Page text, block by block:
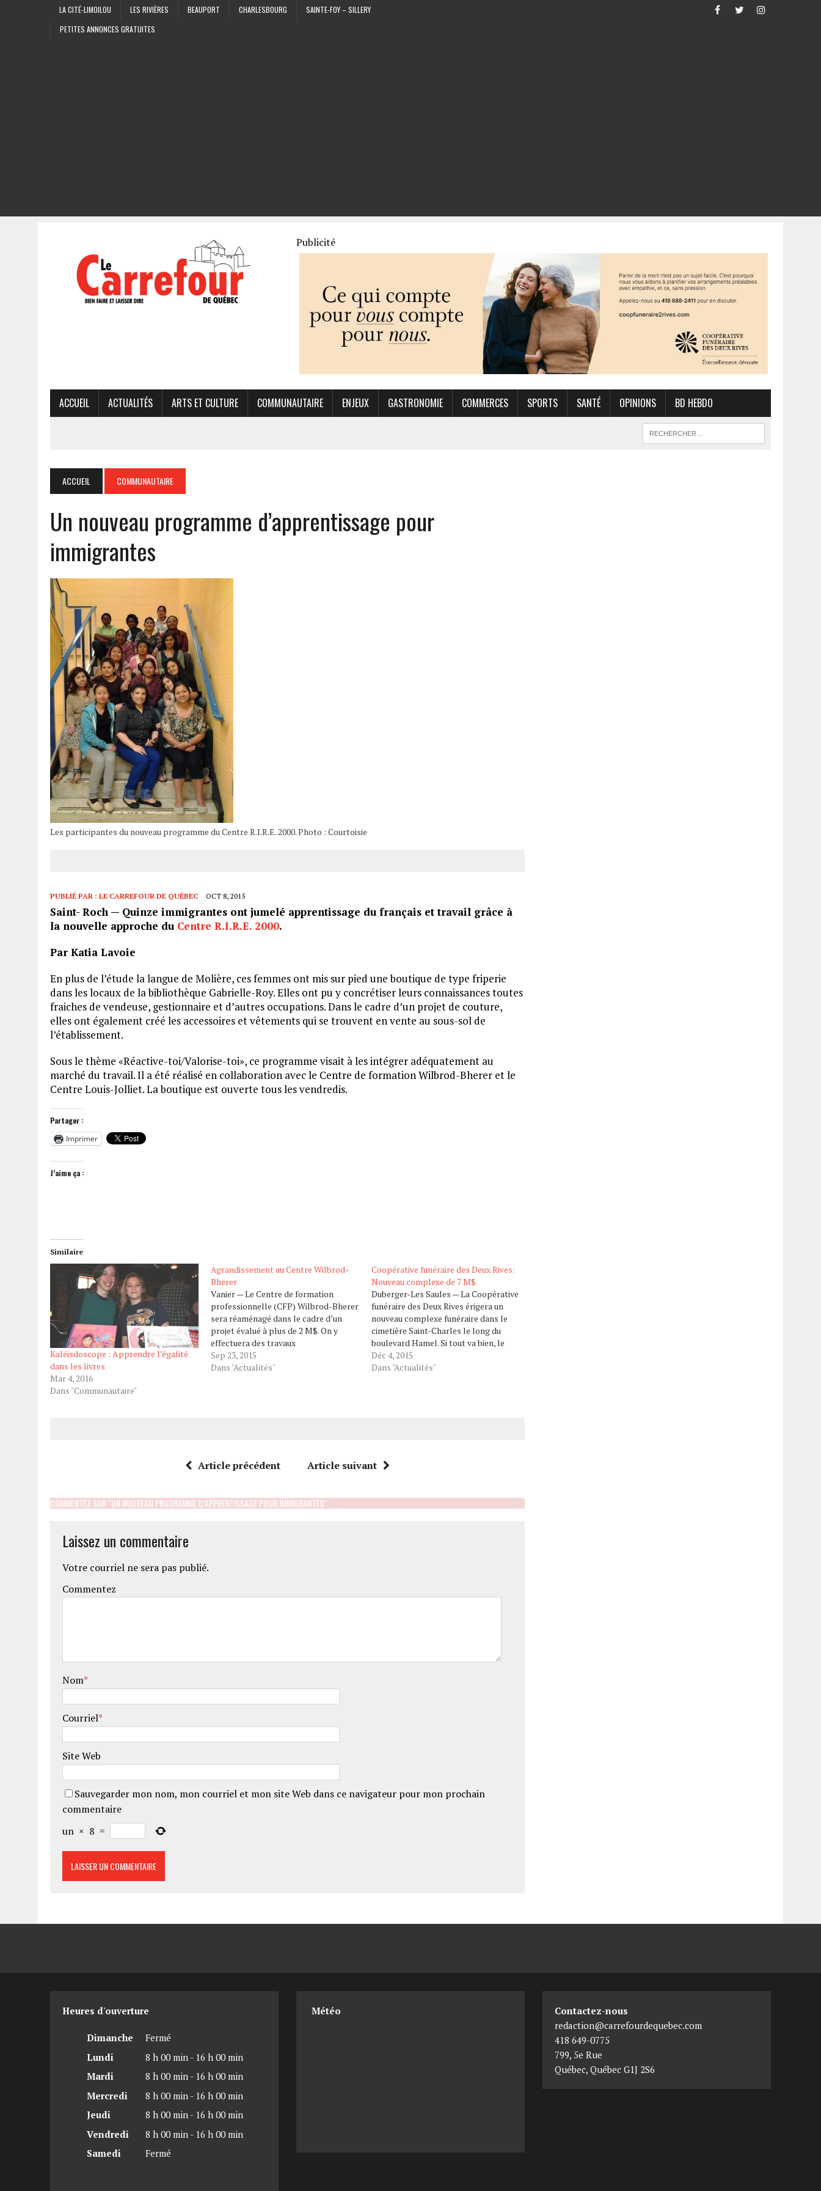
LA CITÉ-LIMOILOU LES RIVIÈRES BEAUPORT CHARLESBOURG
SAINTE-FOY – SILLERY
PETITES ANNONCES GRATUITES
Publicité
ACCUEIL ACTUALITÉS ARTS ET CULTURE COMMUNAUTAIRE ENJEUX GASTRONOMIE COMMERCES SPORTS SANTÉ OPINIONS BD HEBDO
ACCUEIL COMMUNAUTAIRE
Un nouveau programme d’apprentissage pour
immigrantes
Les participantes du nouveau programme du Centre R.I.R.E. 2000. Photo : Courtoisie
PUBLIÉ PAR : LE CARREFOUR DE QUÉBEC OCT 8, 2015
Saint- Roch — Quinze immigrantes ont jumelé apprentissage du français et travail grâce à
la nouvelle approche du Centre R.I.R.E. 2000.
Par Katia Lavoie
En plus de l’étude la langue de Molière, ces femmes ont mis sur pied une boutique de type friperie
dans les locaux de la bibliothèque Gabrielle-Roy. Elles ont pu y concrétiser leurs connaissances toutes
fraiches de vendeuse, gestionnaire et d’autres occupations. Dans le cadre d’un projet de couture,
elles ont également créé les accessoires et vêtements qui se trouvent en vente au sous-sol de
l’établissement.
Sous le thème «Réactive-toi/Valorise-toi», ce programme visait à les intégrer adéquatement au
marché du travail. Il a été réalisé en collaboration avec le Centre de formation Wilbrod-Bherer et le
Centre Louis-Jolliet. La boutique est ouverte tous les vendredis.
Partager :
Imprimer
J’aime ça :
Similaire
Kaléisdoscope : Apprendre l’égalité
dans les livres
Mar 4, 2016
Dans "Communautaire"
Agrandissement au Centre Wilbrod-
Bherer
Vanier — Le Centre de formation
professionnelle (CFP) Wilbrod-Bherer
sera réaménagé dans le cadre d’un
projet évalué à plus de 2 M$. On y
effectuera des travaux
d’agrandissement et de mise aux
normes afin de répondre aux exigences
Sep 23, 2015
Dans "Actualités"
Coopérative funéraire des Deux Rives:
Nouveau complexe de 7 M$
Duberger-Les Saules — La Coopérative
funéraire des Deux Rives érigera un
nouveau complexe funéraire dans le
cimetière Saint-Charles le long du
boulevard Hamel. Si tout va bien, le
nouvel édifice qui nécessitera un
investissement de 7 M$ ouvrira fin
Déc 4, 2015
Dans "Actualités"
Article précédent Article suivant
COMMENTEZ SUR "UN NOUVEAU PROGRAMME D’APPRENTISSAGE POUR IMMIGRANTES"
Laissez un commentaire
Votre courriel ne sera pas publié.
Commentez
Nom*
Courriel*
Site Web
Sauvegarder mon nom, mon courriel et mon site Web dans ce navigateur pour mon prochain
commentaire
un × 8 =
Heures d'ouverture
Dimanche
Fermé
Lundi
8 h 00 min - 16 h 00 min
Mardi
8 h 00 min - 16 h 00 min
Mercredi
8 h 00 min - 16 h 00 min
Jeudi
8 h 00 min - 16 h 00 min
Vendredi
8 h 00 min - 16 h 00 min
Samedi
Fermé
Météo
Contactez-nous
redaction@carrefourdequebec.com
418 649-0775
799, 5e Rue
Québec,Québec G1J 2S6